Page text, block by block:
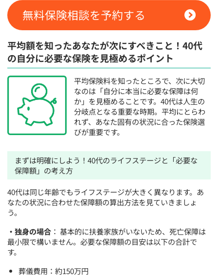
無料保険相談を予約する
平均額を知ったあなたが次にすべきこと！40代
の自分に必要な保険を見極めるポイント
平均保険料を知ったところで、次に大切
なのは「自分に本当に必要な保障は何
か」を見極めることです。40代は人生の
分岐点となる重要な時期。平均にとらわ
れず、あなた固有の状況に合った保険選
びが重要です。
まずは明確にしよう！40代のライフステージと「必要な
保障額」の考え方
40代は同じ年齢でもライフステージが大きく異なります。あ
なたの状況に合わせた保障額の算出方法を見ていきましょ
う。
・独身の場合 ： 基本的に扶養家族がいないため、死亡保障は
最小限で構いません。必要な保障額の目安は以下の合計で
す。
葬儀費用：約150万円